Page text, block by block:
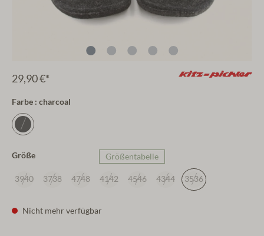
29,90 €*
Farbe : charcoal
Größe Größentabelle
3940 3738 4748 4142 4546 4344 3536
Nicht mehr verfügbar